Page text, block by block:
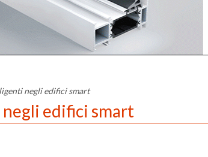
negli edifici smart
edifici smart